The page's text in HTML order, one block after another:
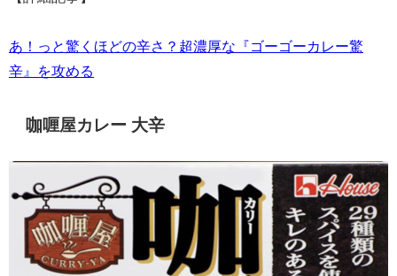
あ！っと驚くほどの辛さ？超濃厚な『ゴーゴーカレー驚
辛』を攻める
咖喱屋カレー 大辛